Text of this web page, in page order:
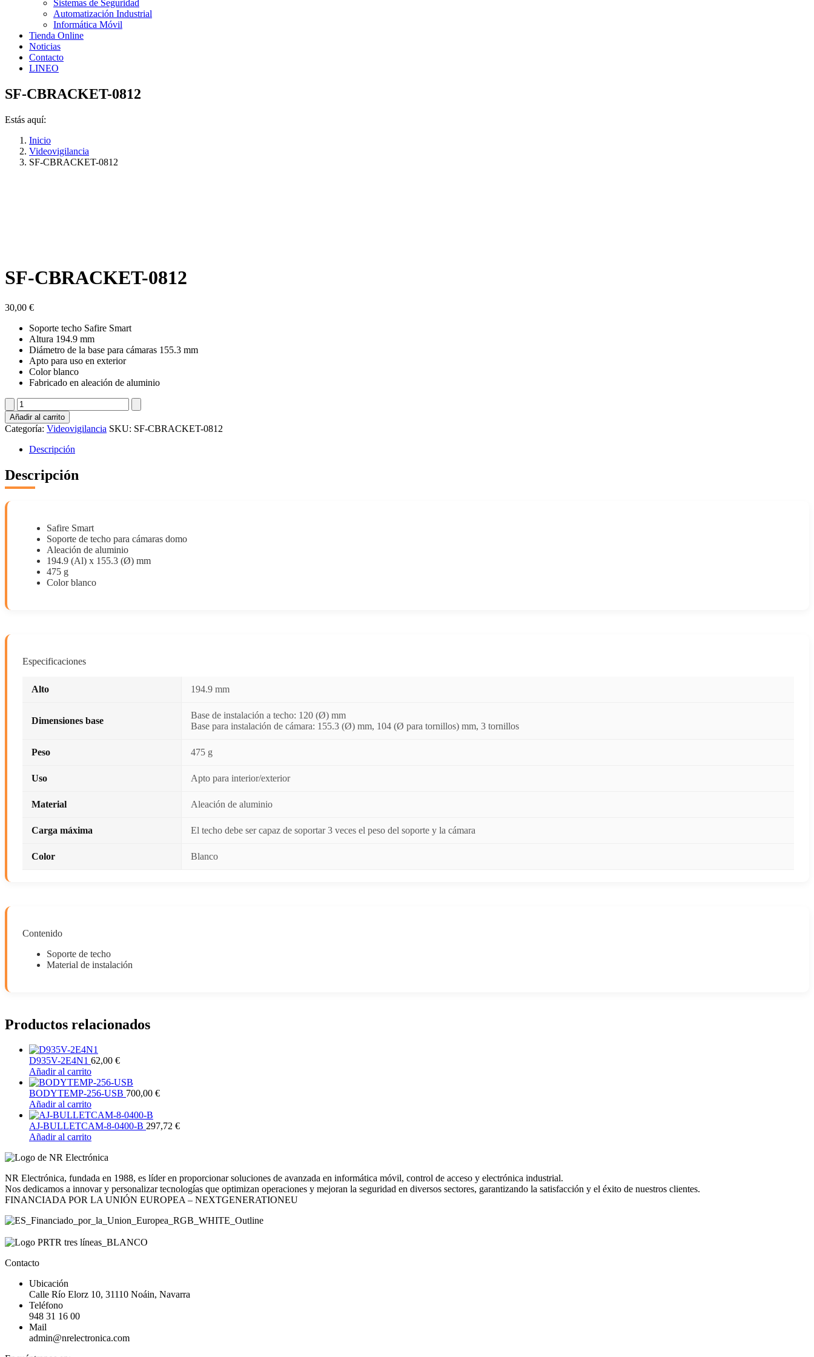
Sistemas de Seguridad
Automatización Industrial
Informática Móvil
Tienda Online
Noticias
Contacto
LINEO
SF-CBRACKET-0812
Estás aquí:
Inicio
Videovigilancia
SF-CBRACKET-0812
SF-CBRACKET-0812
30,00 €
Soporte techo Safire Smart
Altura 194.9 mm
Diámetro de la base para cámaras 155.3 mm
Apto para uso en exterior
Color blanco
Fabricado en aleación de aluminio
SF-
CBRACKET-
0812
cantidad
Añadir al carrito
Categoría: Videovigilancia SKU: SF-CBRACKET-0812
Descripción
Descripción
Safire Smart
Soporte de techo para cámaras domo
Aleación de aluminio
194.9 (Al) x 155.3 (Ø) mm
475 g
Color blanco
Especificaciones
Alto 194.9 mm
Dimensiones base
Base de instalación a techo: 120 (Ø) mm
Base para instalación de cámara: 155.3 (Ø) mm, 104 (Ø para tornillos) mm, 3 tornillos
Peso 475 g
Uso Apto para interior/exterior
Material Aleación de aluminio
Carga máxima El techo debe ser capaz de soportar 3 veces el peso del soporte y la cámara
Color Blanco
Contenido
Soporte de techo
Material de instalación
Productos relacionados
D935V-2E4N1 62,00 €
Añadir al carrito
BODYTEMP-256-USB 700,00 €
Añadir al carrito
AJ-BULLETCAM-8-0400-B 297,72 €
Añadir al carrito
NR Electrónica, fundada en 1988, es líder en proporcionar soluciones de avanzada en informática móvil, control de acceso y electrónica industrial.
Nos dedicamos a innovar y personalizar tecnologías que optimizan operaciones y mejoran la seguridad en diversos sectores, garantizando la satisfacción y el éxito de nuestros clientes.
FINANCIADA POR LA UNIÓN EUROPEA – NEXTGENERATIONEU
Contacto
Ubicación
Calle Río Elorz 10, 31110 Noáin, Navarra
Teléfono
948 31 16 00
Mail
admin@nrelectronica.com